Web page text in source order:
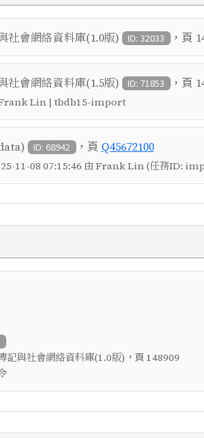
社會網絡資料庫(1.0版) ID: 32033 ，頁
社會網絡資料庫(1.5版) ID: 71853 ，頁
Frank Lin | tbdb15-import
ID: 68942 ，頁 Q45672100
11-08 07:15:46 由 Frank Lin (任務ID:
記與社會網絡資料庫(1.0版) ，頁 148909